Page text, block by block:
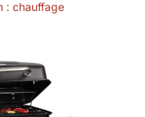
: chauffage